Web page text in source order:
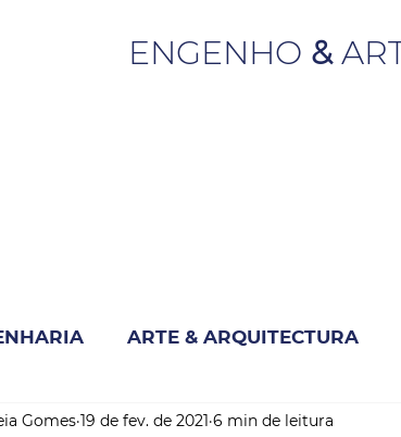
ENGENHO &
ARTE & ARQUITECTURA
INOVAÇÃO & SUSTENTABILIDADE
Gomes 19 de fev. de 2021 6 min de leitura